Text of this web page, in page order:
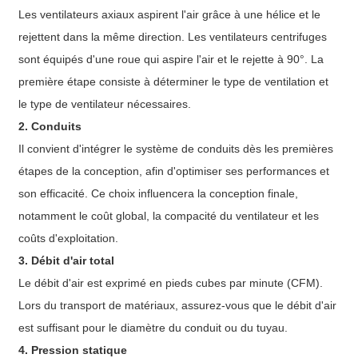
Les ventilateurs axiaux aspirent l'air grâce à une hélice et le
rejettent dans la même direction. Les ventilateurs centrifuges
sont équipés d'une roue qui aspire l'air et le rejette à 90°. La
première étape consiste à déterminer le type de ventilation et
le type de ventilateur nécessaires.
2. Conduits
Il convient d'intégrer le système de conduits dès les premières
étapes de la conception, afin d'optimiser ses performances et
son efficacité. Ce choix influencera la conception finale,
notamment le coût global, la compacité du ventilateur et les
coûts d'exploitation.
3. Débit d'air total
Le débit d'air est exprimé en pieds cubes par minute (CFM).
Lors du transport de matériaux, assurez-vous que le débit d'air
est suffisant pour le diamètre du conduit ou du tuyau.
4. Pression statique